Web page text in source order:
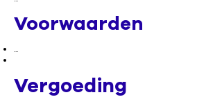
Voorwaarden
...
Vergoeding